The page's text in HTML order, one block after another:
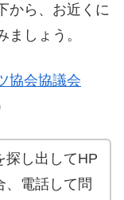
から、お近くに
しょう。
協会協議会
探し出してHP
、電話して問